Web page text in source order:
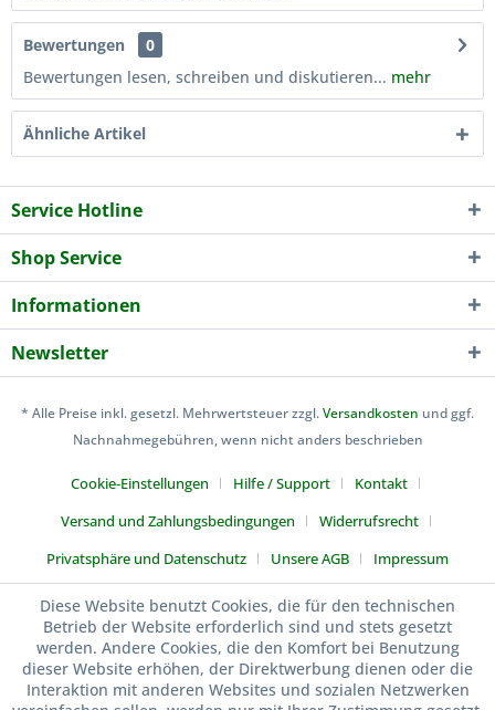
Bewertungen
0
Bewertungen lesen, schreiben und diskutieren... mehr
Ähnliche Artikel
Service Hotline
Shop Service
Informationen
Newsletter
* Alle Preise inkl. gesetzl. Mehrwertsteuer zzgl.Versandkosten und ggf.
Nachnahmegebühren, wenn nicht anders beschrieben
Cookie-Einstellungen Hilfe / Support
Kontakt
Versand und Zahlungsbedingungen
Widerrufsrecht
Privatsphäre und Datenschutz
Unsere AGB
Impressum
Kuen-Sports
Diese Website benutzt Cookies, die für den technischen
Betrieb der Website erforderlich sind und stets gesetzt
werden. Andere Cookies, die den Komfort bei Benutzung
dieser Website erhöhen, der Direktwerbung dienen oder die
Interaktion mit anderen Websites und sozialen Netzwerken